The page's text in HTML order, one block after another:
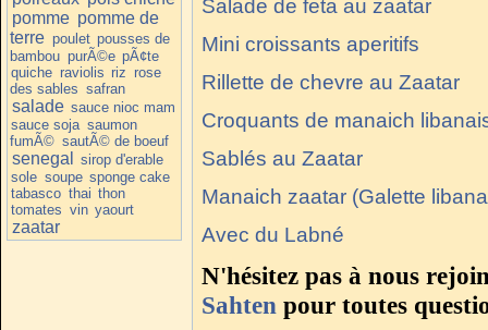
pomme pomme de
terre poulet pousses de
bambou purÃ©e pÃ¢te
quiche raviolis riz rose
des sables safran
salade sauce nioc mam
sauce soja saumon
fumÃ© sautÃ© de boeuf
senegal
sirop d'erable
sole soupe sponge cake
tabasco thai thon
tomates vin yaourt
zaatar
Salade de feta au zaatar
Mini croissants aperitifs
Rillette de chevre au Zaatar
Croquants de manaich
Sablés au Zaatar
Manaich zaatar (Galette
Avec du Labné
N'hésitez pas à nous
Sahten pour toutes